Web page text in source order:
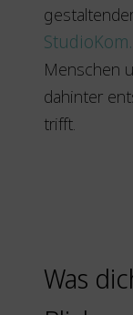
StudioKom.
Menschen
dahinter
trifft.
Was